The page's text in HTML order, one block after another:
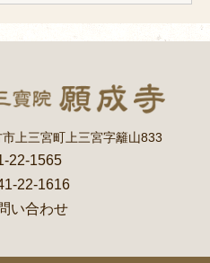
上三宮町上三宮字籬山833
22-1565
22-1616
い合わせ